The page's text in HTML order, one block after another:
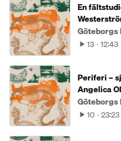
En
Göteborgs
13 12:43
Periferi –
Angelica
Göteborgs
10 23:23